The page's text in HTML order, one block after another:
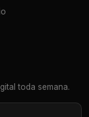
toda semana.